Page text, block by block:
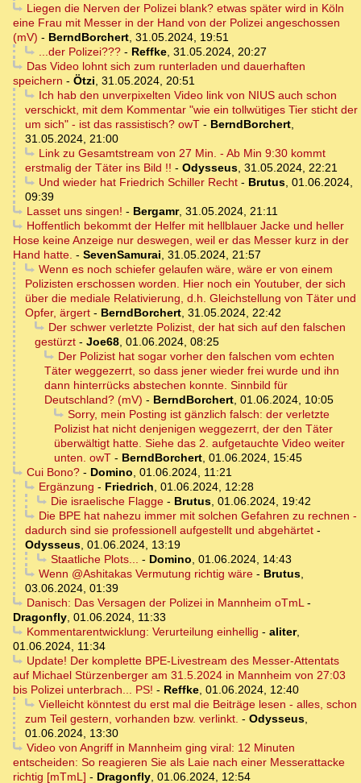
Liegen die Nerven der Polizei blank? etwas später wird in Köln
eine Frau mit Messer in der Hand von der Polizei angeschossen
(mV) - BerndBorchert, 31.05.2024, 19:51
...der Polizei???- Reffke, 31.05.2024, 20:27
Das Video lohnt sich zum runterladen und dauerhaften
speichern - Ötzi, 31.05.2024, 20:51
Ich hab den unverpixelten Video link von NIUS auch schon
verschickt, mit dem Kommentar "wie ein tollwütiges Tier sticht der
um sich" - ist das rassistisch? owT - BerndBorchert,
31.05.2024, 21:00
Link zu Gesamtstream von 27 Min. - Ab Min 9:30 kommt
erstmalig der Täter ins Bild !! - Odysseus, 31.05.2024, 22:21
Und wieder hat Friedrich Schiller Recht- Brutus, 01.06.2024,
09:39
Lasset uns singen! - Bergamr, 31.05.2024, 21:11
Hoffentlich bekommt der Helfer mit hellblauer Jacke und heller
Hose keine Anzeige nur deswegen, weil er das Messer kurz in der
Hand hatte. - SevenSamurai, 31.05.2024, 21:57
Wenn es noch schiefer gelaufen wäre, wäre er von einem
Polizisten erschossen worden. Hier noch ein Youtuber, der sich
über die mediale Relativierung, d.h. Gleichstellung von Täter und
Opfer, ärgert - BerndBorchert, 31.05.2024, 22:42
Der schwer verletzte Polizist, der hat sich auf den falschen
gestürzt - Joe68, 01.06.2024, 08:25
Der Polizist hat sogar vorher den falschen vom echten
Täter weggezerrt, so dass jener wieder frei wurde und ihn
dann hinterrücks abstechen konnte. Sinnbild für
Deutschland? (mV) - BerndBorchert, 01.06.2024, 10:05
Sorry, mein Posting ist gänzlich falsch: der verletzte
Polizist hat nicht denjenigen weggezerrt, der den Täter
überwältigt hatte. Siehe das 2. aufgetauchte Video weiter
unten. owT - BerndBorchert, 01.06.2024, 15:45
Cui Bono?- Domino, 01.06.2024, 11:21
Ergänzung - Friedrich, 01.06.2024, 12:28
Die israelische Flagge- Brutus, 01.06.2024, 19:42
Die BPE hat nahezu immer mit solchen Gefahren zu rechnen -
dadurch sind sie professionell aufgestellt und abgehärtet -
Odysseus, 01.06.2024, 13:19
Staatliche Plots... - Domino, 01.06.2024, 14:43
Wenn @Ashitakas Vermutung richtig wäre- Brutus,
03.06.2024, 01:39
Danisch: Das Versagen der Polizei in Mannheim oTmL-
Dragonfly, 01.06.2024, 11:33
Kommentarentwicklung: Verurteilung einhellig - aliter,
01.06.2024, 11:34
Update! Der komplette BPE-Livestream des Messer-Attentats
auf Michael Stürzenberger am 31.5.2024 in Mannheim von 27:03
bis Polizei unterbrach... PS! - Reffke, 01.06.2024, 12:40
Vielleicht könntest du erst mal die Beiträge lesen - alles, schon
zum Teil gestern, vorhanden bzw. verlinkt. - Odysseus,
01.06.2024, 13:30
Video von Angriff in Mannheim ging viral: 12 Minuten
entscheiden: So reagieren Sie als Laie nach einer Messerattacke
richtig [mTmL] - Dragonfly, 01.06.2024, 12:54